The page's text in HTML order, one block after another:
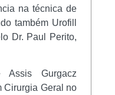
na técnica de
também Urofill
Dr. Paul Perito,
Assis Gurgacz
Cirurgia Geral no